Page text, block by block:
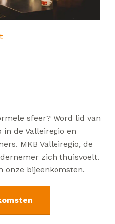
sfeer? Word lid van
de Valleiregio en
MKB Valleiregio, de
zich thuisvoelt.
onze bijeenkomsten.